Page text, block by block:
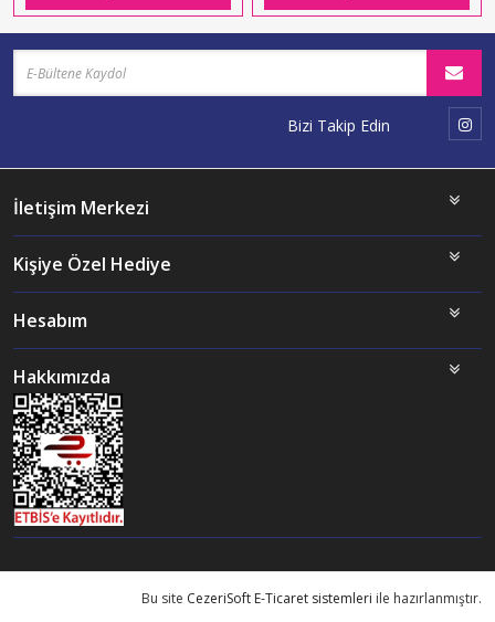
Bizi Takip Edin
İletişim Merkezi
Kişiye Özel Hediye
Hesabım
Hakkımızda
Bu site CezeriSoft E-Ticaret sistemleri ile hazırlanmıştır.